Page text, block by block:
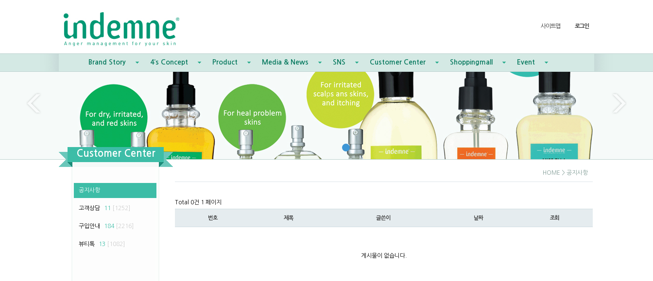
사이트맵 로그인
Brand Story 4’s Concept Product Media & News SNS Customer Center Shoppingmall Event
Customer Center
공지사항
고객상담 11 [1252]
구입안내 184 [2216]
뷰티톡 13 [1082]
HOME > 공지사항
Total 0건 1 페이지
번호 제목 글쓴이 날짜 조회
게시물이 없습니다.